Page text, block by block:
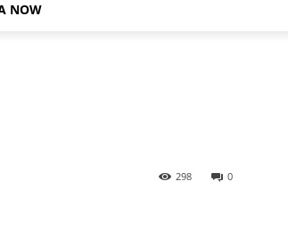
NOW
0
298